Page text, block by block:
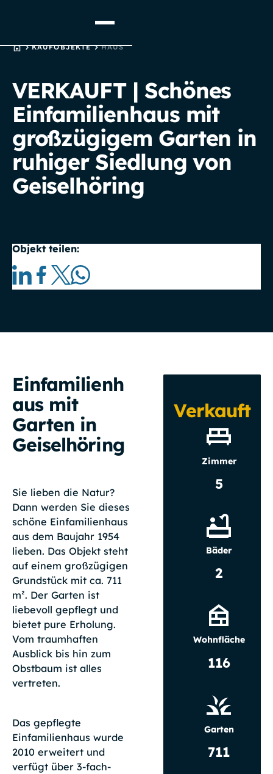
STARTSEITE
KAUFOBJEKTE HAUS
VERKAUFT | Schönes
Einfamilienhaus mit
großzügigem Garten in
ruhiger Siedlung von
Geiselhöring
Objekt teilen:
Einfamilienh
aus mit
Garten in
Geiselhöring
Sie lieben die Natur?
Dann werden Sie dieses
schöne Einfamilienhaus
aus dem Baujahr 1954
lieben. Das Objekt steht
auf einem großzügigen
Grundstück mit ca. 711
m². Der Garten ist
liebevoll gepflegt und
bietet pure Erholung.
Vom traumhaften
Ausblick bis hin zum
Obstbaum ist alles
vertreten.
Das gepflegte
Einfamilienhaus wurde
2010 erweitert und
verfügt über 3-fach-
Verkauft
Zimmer
5
Bäder
2
Wohnfläche
116
Garten
711